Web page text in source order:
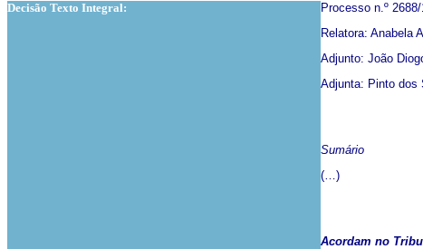
Decisão Texto Integral:
Processo n.º
Relatora: Anabela
Adjunto: João
Adjunta: Pinto dos
Sumário
(…)
Acordam no